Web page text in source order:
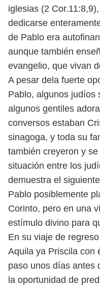
iglesias (2
dedicarse
de Pablo era
aunque también
evangelio, que vivan
A pesar dela fuerte
Pablo, algunos judíos
algunos gentiles
conversos estaban
sinagoga, y toda su
también creyeron y
situación entre los
demuestra el
Pablo posiblemente
Corinto, pero en una
estímulo divino para
En su viaje de
Aquila ya Priscila con
paso unos días antes
la oportunidad de